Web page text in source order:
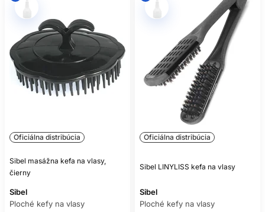
Oficiálna distribúcia
Sibel masážna kefa na vlasy,
čierny
Sibel
Ploché kefy na vlasy
Oficiálna distribúcia
Sibel LINYLISS kefa na vlasy
Sibel
Ploché kefy na vlasy